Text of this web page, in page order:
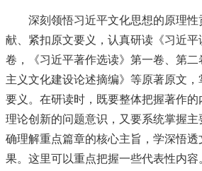
深刻领悟习近平文化思想的原理性
献、紧扣原文要义，认真研读《习近
卷，《习近平著作选读》第一卷、第
主义文化建设论述摘编》等原著原文
要义。在研读时，既要整体把握著作
理论创新的问题意识，又要系统掌握
确理解重点篇章的核心主旨，学深悟
果。这里可以重点把握一些代表性内容